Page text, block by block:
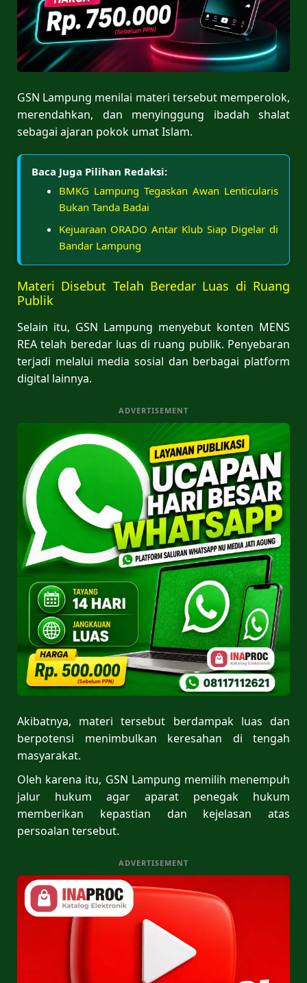
GSN Lampung menilai materi tersebut memperolok,
merendahkan, dan menyinggung ibadah shalat
sebagai ajaran pokok umat Islam.
Baca Juga Pilihan Redaksi:
BMKG Lampung Tegaskan Awan Lenticularis
Bukan Tanda Badai
Kejuaraan ORADO Antar Klub Siap Digelar di
Bandar Lampung
Materi Disebut Telah Beredar Luas di Ruang
Publik
Selain itu, GSN Lampung menyebut konten MENS
REA telah beredar luas di ruang publik. Penyebaran
terjadi melalui media sosial dan berbagai platform
digital lainnya.
ADVERTISEMENT
Akibatnya, materi tersebut berdampak luas dan
berpotensi menimbulkan keresahan di tengah
masyarakat.
Oleh karena itu, GSN Lampung memilih menempuh
jalur hukum agar aparat penegak hukum
memberikan kepastian dan kejelasan atas
persoalan tersebut.
ADVERTISEMENT